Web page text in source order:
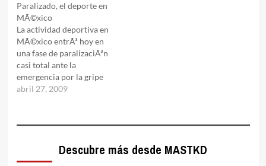
condimento adicional, una
importante e innovadora
modalidad, se realizarÃ¡
en tres paÃ­ses
diferentes.El denominado
Ireno Fargas Foundation
American Tour 2009
abarcarÃ¡…
Paralizado, el deporte en
MÃ©xico
La actividad deportiva en
MÃ©xico entrÃ³ hoy en
una fase de paralizaciÃ³n
casi total ante la
emergencia por la gripe
porcina en el paÃ­s y sÃ³lo
bajo fuertes medidas
un fin de semana con
eventos sin pÃºblico por
abril 27, 2009
Descubre más desde MASTKD